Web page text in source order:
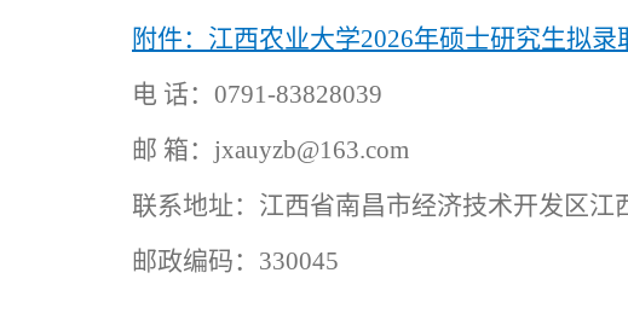
附件：江西农业大学2026年硕士研究生拟录
电 话：0791-83828039
邮 箱：jxauyzb@163.com
联系地址：江西省南昌市经济技术开发区江
邮政编码：330045